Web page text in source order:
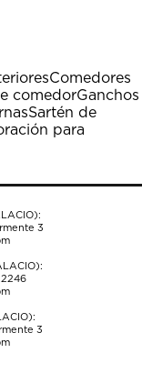
Comedores
comedorGanchos
Sartén de
para
3
3